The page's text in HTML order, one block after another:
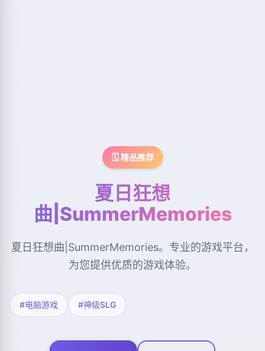
🗓️ 精品推荐
夏日狂想
曲|SummerMemories
夏日狂想曲|SummerMemories。专业的游戏平台，
为您提供优质的游戏体验。
#电脑游戏 #神级SLG